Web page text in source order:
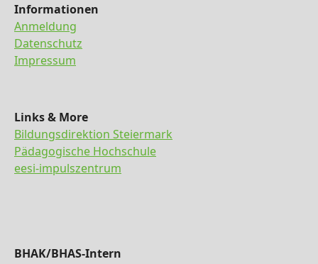
Informationen
Anmeldung
Datenschutz
Impressum
Links & More
Bildungsdirektion Steiermark
Pädagogische Hochschule
eesi-impulszentrum
BHAK/BHAS-Intern